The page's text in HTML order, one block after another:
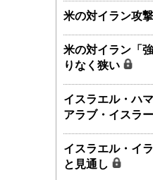
米の対イラン攻
米の対イラン「
りなく狭い
イスラエル・ハ
アラブ・イスラ
イスラエル・イ
と見通し